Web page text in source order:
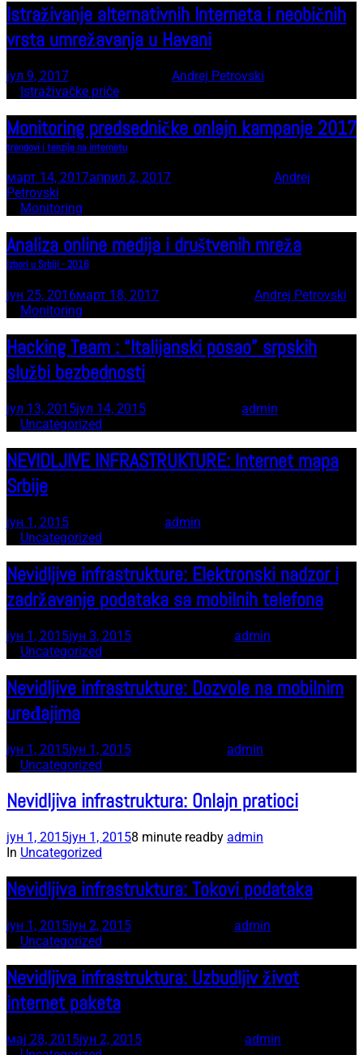
Istraživanje alternativnih Interneta i neobičnih
vrsta umrežavanja u Havani
јул 9, 2017
Andrej Petrovski
Istraživačke priče
Monitoring predsedničke onlajn kampanje 2017
trendovi i tenzije na internetu
март 14, 2017април 2, 2017
Andrej
Petrovski
Monitoring
Analiza online medija i društvenih mreža
Izbori u Srbiji - 2016
јун 25, 2016март 18, 2017
Andrej Petrovski
Monitoring
Hacking Team : “Italijanski posao” srpskih
službi bezbednosti
јул 13, 2015јул 14, 2015
admin
Uncategorized
NEVIDLJIVE INFRASTRUKTURE: Internet mapa
Srbije
јун 1, 2015
admin
Uncategorized
Nevidljive infrastrukture: Elektronski nadzor i
zadržavanje podataka sa mobilnih telefona
јун 1, 2015јун 3, 2015
admin
Uncategorized
Nevidljive infrastrukture: Dozvole na mobilnim
uređajima
јун 1, 2015јун 1, 2015
admin
Uncategorized
Nevidljiva infrastruktura: Onlajn pratioci
јун 1, 2015јун 1, 20158 minute readby admin
In Uncategorized
Nevidljiva infrastruktura: Tokovi podataka
јун 1, 2015јун 2, 2015
admin
Uncategorized
Nevidljiva infrastruktura: Uzbudljiv život
internet paketa
мај 28, 2015јун 2, 2015
admin